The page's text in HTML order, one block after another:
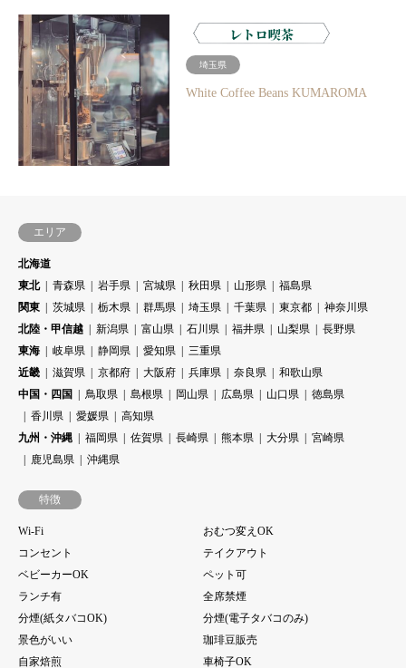
埼玉県
White Coffee Beans KUMAROMA
エリア
北海道
東北
青森県 岩手県 宮城県 秋田県 山形県
福島県
関東
茨城県 栃木県 群馬県 埼玉県 千葉県 東京都
神奈川県
北陸・甲信越
新潟県 富山県 石川県 福井県 山梨県
長野県
東海
岐阜県 静岡県 愛知県
三重県
近畿
滋賀県 京都府 大阪府 兵庫県 奈良県
和歌山県
中国・四国
鳥取県 島根県 岡山県 広島県 山口県
徳島県
香川県
愛媛県
高知県
九州・沖縄
福岡県 佐賀県 長崎県 熊本県 大分県
宮崎県
鹿児島県
沖縄県
特徴
Wi-Fi
おむつ変えOK
コンセント
テイクアウト
ベビーカーOK
ペット可
ランチ有
全席禁煙
分煙(紙タバコOK)
分煙(電子タバコのみ)
景色がいい
珈琲豆販売
自家焙煎
車椅子OK